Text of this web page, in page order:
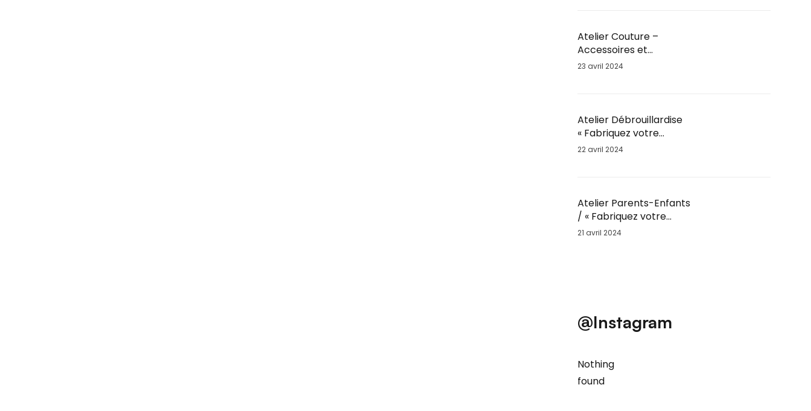
Atelier Couture –
Accessoires et
Vêtements – Adultes et
23 avril 2024
Atelier Débrouillardise
« Fabriquez votre
Marmite Norvégienne »
22 avril 2024
Atelier Parents-Enfants
/ « Fabriquez votre
moulin à vent » / Sam.
21 avril 2024
@Instagram
Nothing
found